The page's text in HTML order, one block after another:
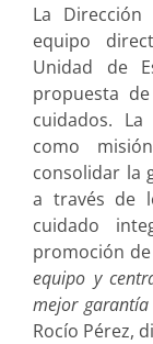
La
equipo
Unidad de
propuesta
cuidados.
como
consolidar la
a través de
cuidado
promoción de
equipo y
mejor
Rocío Pérez,